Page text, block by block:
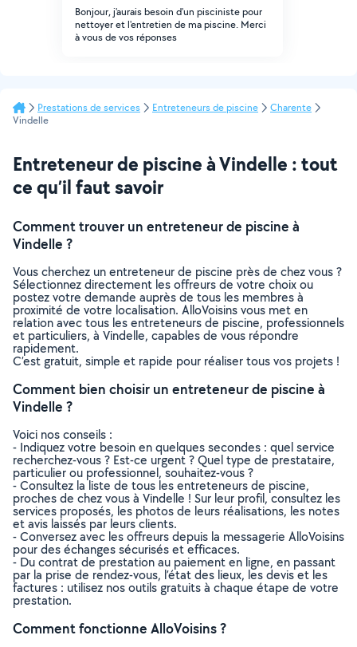
Bonjour, j'aurais besoin d'un pisciniste pour
nettoyer et l'entretien de ma piscine. Merci
à vous de vos réponses
Prestations de services Entreteneurs de piscine
Charente
Vindelle
Entreteneur de piscine à Vindelle : tout
ce qu’il faut savoir
Comment trouver un entreteneur de piscine à
Vindelle ?
Vous cherchez un entreteneur de piscine près de chez vous ?
Sélectionnez directement les offreurs de votre choix ou
postez votre demande auprès de tous les membres à
proximité de votre localisation. AlloVoisins vous met en
relation avec tous les entreteneurs de piscine, professionnels
et particuliers, à Vindelle, capables de vous répondre
rapidement.
C’est gratuit, simple et rapide pour réaliser tous vos projets !
Comment bien choisir un entreteneur de piscine à
Vindelle ?
Voici nos conseils :
- Indiquez votre besoin en quelques secondes : quel service
recherchez-vous ? Est-ce urgent ? Quel type de prestataire,
particulier ou professionnel, souhaitez-vous ?
- Consultez la liste de tous les entreteneurs de piscine,
proches de chez vous à Vindelle ! Sur leur profil, consultez les
services proposés, les photos de leurs réalisations, les notes
et avis laissés par leurs clients.
- Conversez avec les offreurs depuis la messagerie AlloVoisins
pour des échanges sécurisés et efficaces.
- Du contrat de prestation au paiement en ligne, en passant
par la prise de rendez-vous, l’état des lieux, les devis et les
factures : utilisez nos outils gratuits à chaque étape de votre
prestation.
Comment fonctionne AlloVoisins ?